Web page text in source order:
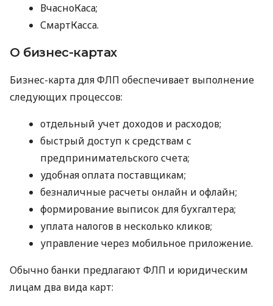
ВчасноКаса;
СмартКасса.
О бизнес-картах
Бизнес-карта для ФЛП обеспечивает выполнение
следующих процессов:
отдельный учет доходов и расходов;
быстрый доступ к средствам с
предпринимательского счета;
удобная оплата поставщикам;
безналичные расчеты онлайн и офлайн;
формирование выписок для бухгалтера;
уплата налогов в несколько кликов;
управление через мобильное приложение.
Обычно банки предлагают ФЛП и юридическим
лицам два вида карт: